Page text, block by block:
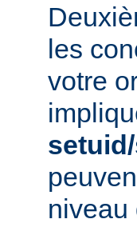
les
votre
niveau